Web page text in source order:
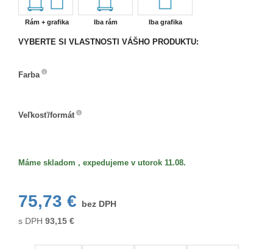
Rám + grafika Iba rám Iba grafika
VYBERTE SI VLASTNOSTI VÁŠHO PRODUKTU:
Farba
Veľkosť/formát
Máme skladom , expedujeme v utorok 11.08.
75,73 €
bez DPH
s DPH 93,15 €